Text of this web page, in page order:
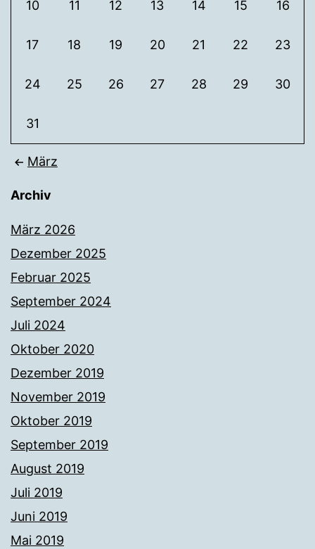
10 11 12 13 14 15 16
17 18 19 20 21 22 23
24 25 26 27 28 29 30
31
März
Archiv
März 2026
Dezember 2025
Februar 2025
September 2024
Juli 2024
Oktober 2020
Dezember 2019
November 2019
Oktober 2019
September 2019
August 2019
Juli 2019
Juni 2019
Mai 2019